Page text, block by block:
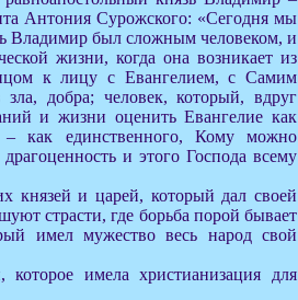
Антония Сурожского: «Сегодня мы
Владимир был сложным человеком, и
жизни, когда она возникает из
к лицу с Евангелием, с Самим
добра; человек, который, вдруг
и жизни оценить Евангелие как
как единственного, Кому можно
и этого Господа всему
князей и царей, который дал своей
страсти, где борьба порой бывает
имел мужество весь народ свой
имела христианизация для